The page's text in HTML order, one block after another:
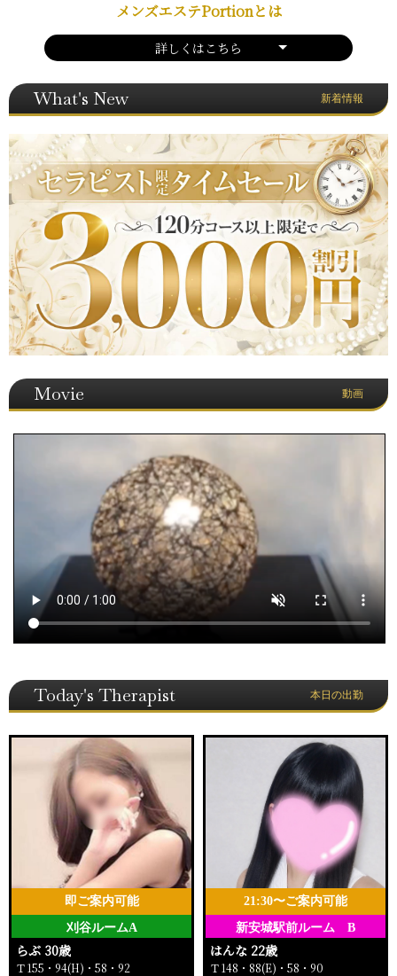
メンズエステPortionとは
詳しくはこちら
What's New 新着情報
Movie 動画
Today's Therapist 本日の出勤
刈谷ルームA
即ご案内可能
らぶ 30歳
Ｔ155・94(H)・58・92
新安城駅前ルーム B
21:30〜ご案内可能
はんな 22歳
Ｔ148・88(E)・58・90